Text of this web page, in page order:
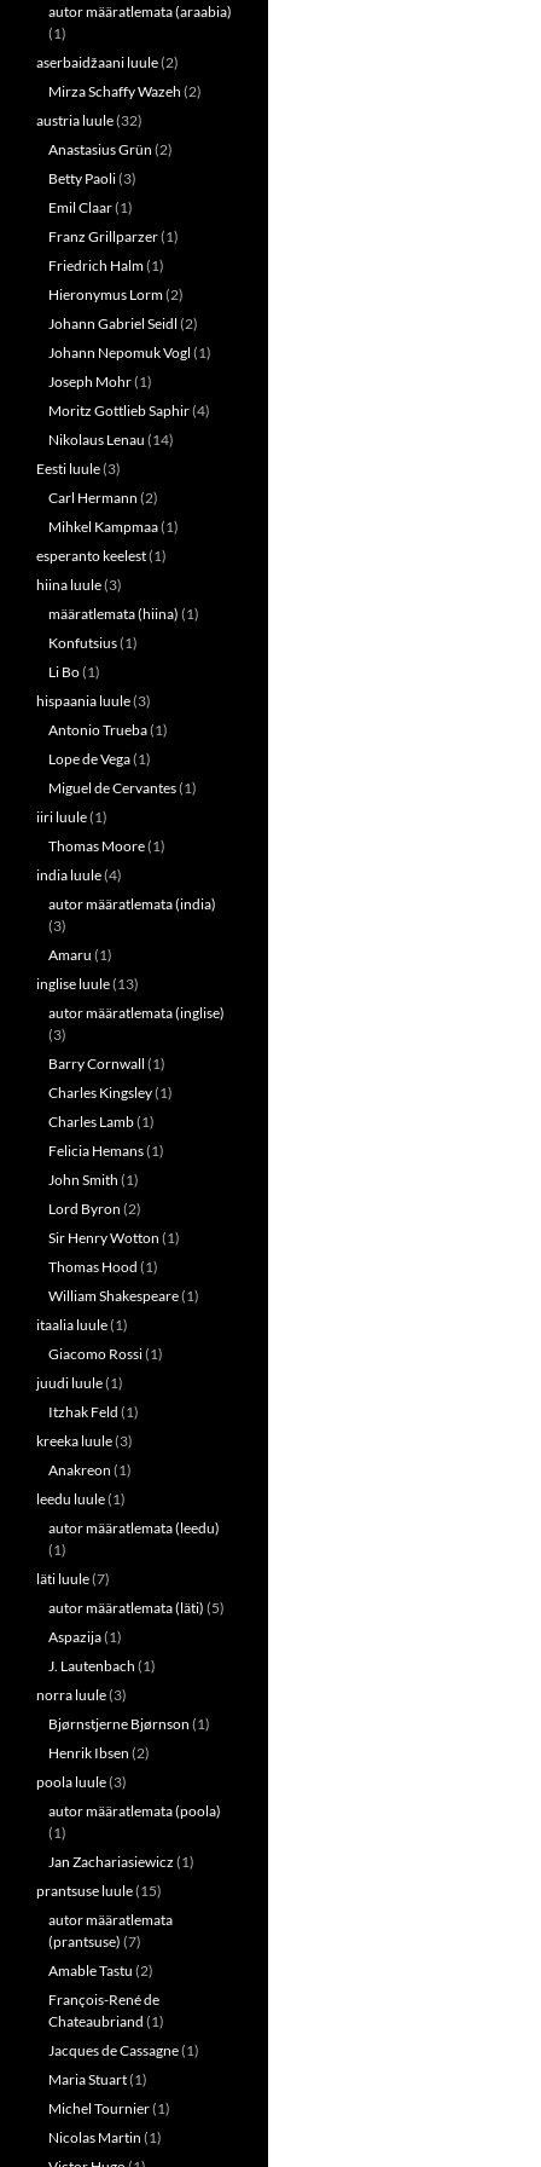
autor määratlemata (araabia)
(1)
aserbaidžaani luule(2)
Mirza Schaffy Wazeh (2)
austria luule(32)
Anastasius Grün (2)
Betty Paoli(3)
Emil Claar(1)
Franz Grillparzer(1)
Friedrich Halm(1)
Hieronymus Lorm(2)
Johann Gabriel Seidl (2)
Johann Nepomuk Vogl (1)
Joseph Mohr(1)
Moritz Gottlieb Saphir(4)
Nikolaus Lenau (14)
Eesti luule(3)
Carl Hermann (2)
Mihkel Kampmaa(1)
esperanto keelest(1)
hiina luule(3)
määratlemata (hiina) (1)
Konfutsius(1)
Li Bo(1)
hispaania luule(3)
Antonio Trueba(1)
Lope de Vega(1)
Miguel de Cervantes(1)
iiri luule(1)
Thomas Moore(1)
india luule(4)
autor määratlemata (india)
(3)
Amaru (1)
inglise luule(13)
autor määratlemata (inglise)
(3)
Barry Cornwall (1)
Charles Kingsley(1)
Charles Lamb(1)
Felicia Hemans(1)
John Smith (1)
Lord Byron (2)
Sir Henry Wotton (1)
Thomas Hood (1)
William Shakespeare(1)
itaalia luule(1)
Giacomo Rossi(1)
juudi luule(1)
Itzhak Feld (1)
kreeka luule(3)
Anakreon (1)
leedu luule(1)
autor määratlemata (leedu)
(1)
läti luule(7)
autor määratlemata (läti) (5)
Aspazija(1)
J. Lautenbach (1)
norra luule(3)
Bjørnstjerne Bjørnson (1)
Henrik Ibsen (2)
poola luule(3)
autor määratlemata (poola)
(1)
Jan Zachariasiewicz (1)
prantsuse luule(15)
autor määratlemata
(prantsuse) (7)
Amable Tastu (2)
François-René de
Chateaubriand (1)
Jacques de Cassagne(1)
Maria Stuart(1)
Michel Tournier(1)
Nicolas Martin (1)